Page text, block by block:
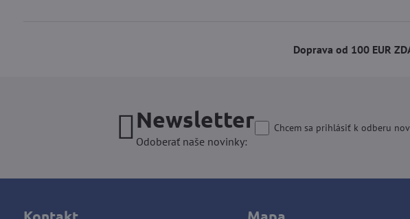
Doprava od 100 EUR
Newsletter
Odoberať naše novinky:
Chcem sa prihlásiť k odberu